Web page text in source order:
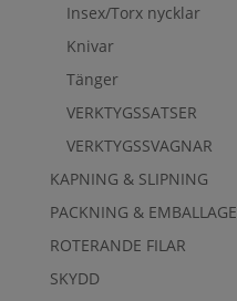
Insex/Torx nycklar
Knivar
Tänger
VERKTYGSSATSER
VERKTYGSSVAGNAR
KAPNING & SLIPNING
PACKNING & EMBALLAGE
ROTERANDE FILAR
SKYDD